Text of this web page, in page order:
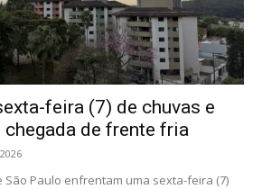
feira (7) de chuvas e
de frente fria
São Paulo enfrentam uma sexta-feira (7)